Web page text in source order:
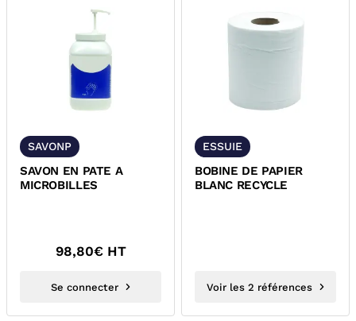
SAVONP
SAVON EN PATE A
MICROBILLES
98,80€ HT
Se connecter
ESSUIE
BOBINE DE PAPIER
BLANC RECYCLE
Voir les 2 références